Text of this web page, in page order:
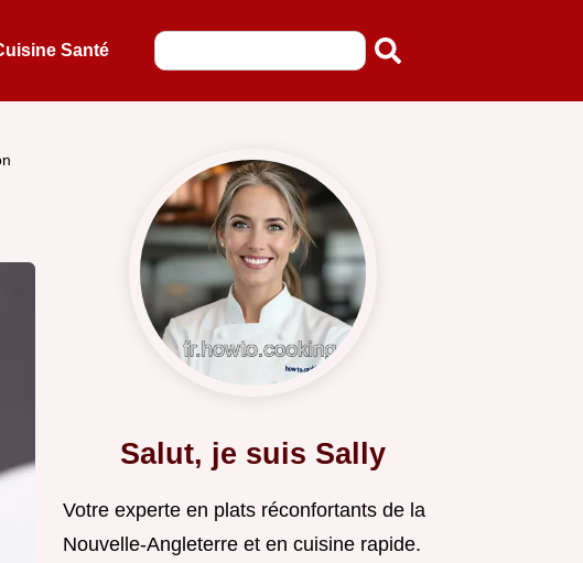
Santé
Salut, je suis Sally
Votre experte en plats réconfortants de la
Nouvelle-Angleterre et en cuisine rapide.